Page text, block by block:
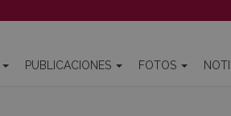
PUBLICACIONES FOTOS